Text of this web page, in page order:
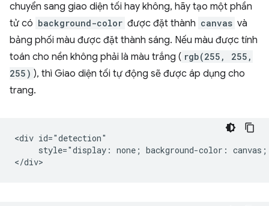
chuyển sang giao diện tối hay không, hãy tạo một phần
tử có background-color được đặt thành canvas và
bảng phối màu được đặt thành sáng. Nếu màu được tính
toán cho nền không phải là màu trắng ( rgb(255, 255,
255) ), thì Giao diện tối tự động sẽ được áp dụng cho
trang.
<div id="detection"
style="display: none; background-color: